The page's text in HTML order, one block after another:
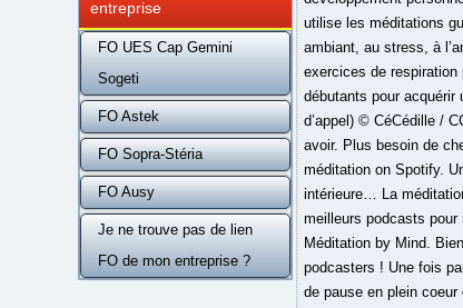
entreprise
FO UES Cap Gemini
Sogeti
FO Astek
FO Sopra-Stéria
FO Ausy
Je ne trouve pas de lien
FO de mon entreprise ?